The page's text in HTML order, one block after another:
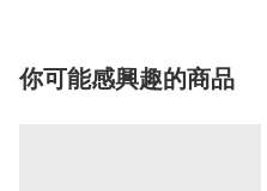
你可能感興趣的商品